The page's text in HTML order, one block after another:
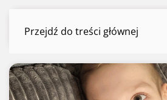
Przejdź do treści głównejTymon Leskiv